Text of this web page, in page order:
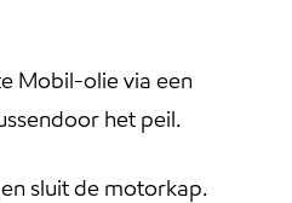
Mobil-olie via een
het peil.
sluit de motorkap.